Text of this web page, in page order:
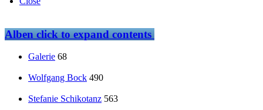
Albenclick to expand contents
Galerie 68
Wolfgang Bock 490
Stefanie Schikotanz 563